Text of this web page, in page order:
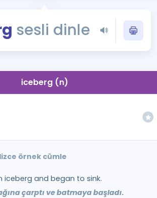
YDS - YÖKDİL
İngilizce Gramer
sesli dinle
iceberg (n)
örnek cümle
iceberg and began to sink.
çarptı ve batmaya başladı.